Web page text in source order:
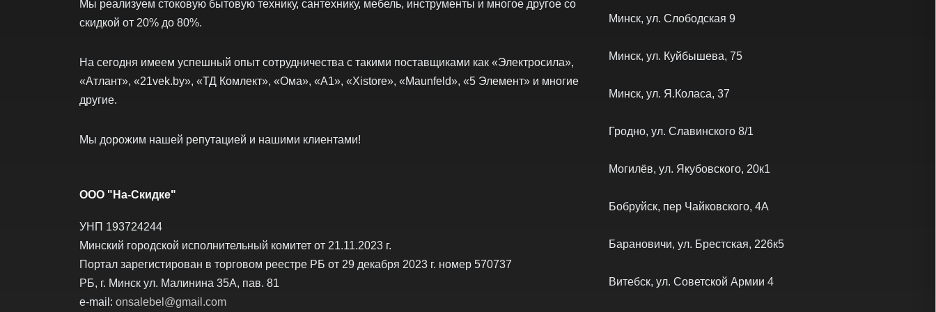
Мы реализуем стоковую бытовую технику, сантехнику, мебель, инструменты и многое другое со
скидкой от 20% до 80%.
На сегодня имеем успешный опыт сотрудничества с такими поставщиками как «Электросила»,
«Атлант», «21vek.by», «ТД Комлект», «Ома», «А1», «Xistore», «Maunfeld», «5 Элемент» и многие
другие.
Мы дорожим нашей репутацией и нашими клиентами!
ООО "На-Скидке"
УНП 193724244
Минский городской исполнительный комитет от 21.11.2023 г.
Портал зарегистирован в торговом реестре РБ от 29 декабря 2023 г. номер 570737
РБ, г. Минск ул. Малинина 35А, пав. 81
e-mail: onsalebel@gmail.com
Минск, ул. Слободская 9
Минск, ул. Куйбышева, 75
Минск, ул. Я.Коласа, 37
Гродно, ул. Славинского 8/1
Могилёв, ул. Якубовского, 20к1
Бобруйск, пер Чайковского, 4А
Барановичи, ул. Брестская, 226к5
Витебск, ул. Советской Армии 4